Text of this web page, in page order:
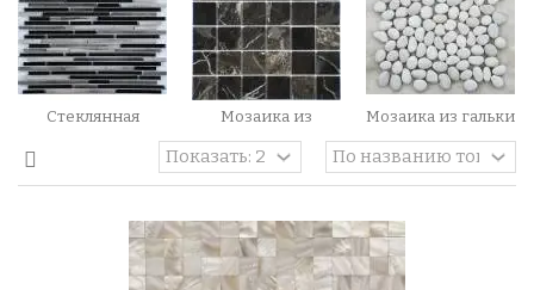
Стеклянная
мозаика, миксы,...
Мозаика из
мрамора
Мозаика из гальки